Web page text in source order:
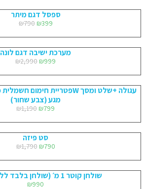
ספסל דגם מיתר
₪790 ₪399
מערכת ישיבה דגם לונה
₪2,990 ₪999
מגע (צבע שחור)
₪1,190 ₪799
סט פיזה
₪1,790 ₪790
שולחן קוטר 1 מ׳ (שולחן בלבד ללא כסאות)
₪990